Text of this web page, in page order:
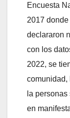
Encuesta
2017
declararon
con los
2022, se
comunidad,
la
en